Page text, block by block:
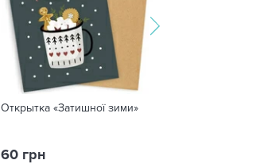
Открытка «Затишної зими»
60 грн